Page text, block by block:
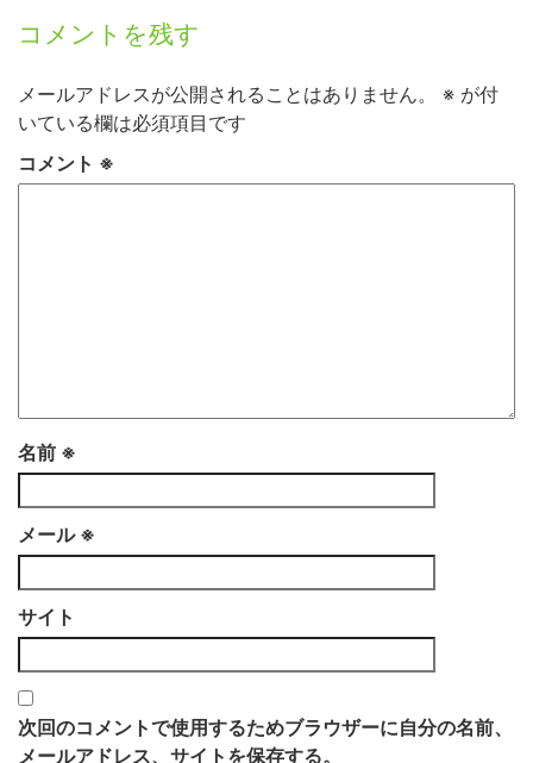
コメントを残す
メールアドレスが公開されることはありません。 ※ が付
いている欄は必須項目です
コメント ※
名前 ※
メール ※
サイト
次回のコメントで使用するためブラウザーに自分の名前、
メールアドレス、サイトを保存する。